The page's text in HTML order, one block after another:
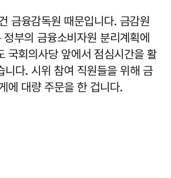
금융감독원 때문입니다. 금감원
부의 금융소비자원 분리계획에
국회의사당 앞에서 점심시간을 활
니다. 시위 참여 직원들을 위해 금
에 대량 주문을 한 겁니다.